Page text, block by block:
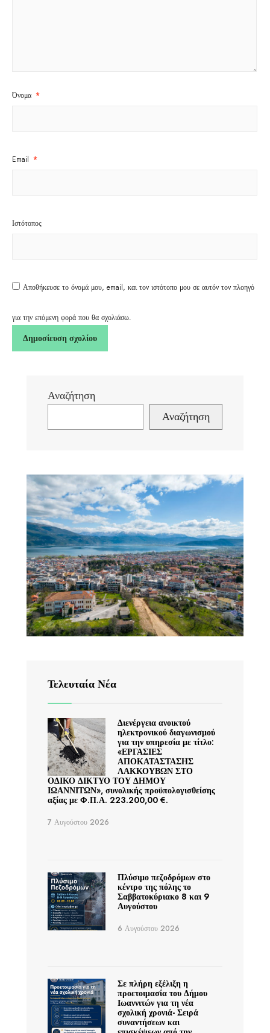
Όνομα *
Email *
Ιστότοπος
Αποθήκευσε το όνομά μου, email, και τον ιστότοπο μου σε αυτόν τον πλοηγό
για την επόμενη φορά που θα σχολιάσω.
Αναζήτηση
Αναζήτηση
Τελευταία Νέα
Διενέργεια ανοικτού
ηλεκτρονικού διαγωνισμού
για την υπηρεσία με τίτλο:
«ΕΡΓΑΣΙΕΣ
ΑΠΟΚΑΤΑΣΤΑΣΗΣ
ΛΑΚΚΟΥΒΩΝ ΣΤΟ
ΟΔΙΚΟ ΔΙΚΤΥΟ ΤΟΥ ΔΗΜΟΥ
ΙΩΑΝΝΙΤΩΝ», συνολικής προϋπολογισθείσης
αξίας με Φ.Π.Α. 223.200,00 €.
7 Αυγούστου 2026
Πλύσιμο πεζοδρόμων στο
κέντρο της πόλης το
Σαββατοκύριακο 8 και 9
Αυγούστου
6 Αυγούστου 2026
Σε πλήρη εξέλιξη η
προετοιμασία του Δήμου
Ιωαννιτών για τη νέα
σχολική χρονιά- Σειρά
συναντήσεων και